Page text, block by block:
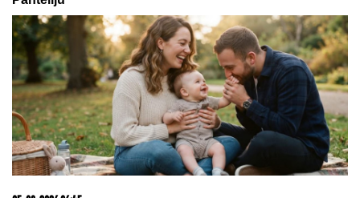
FILMSKA POTERA U NOVOM SADU!